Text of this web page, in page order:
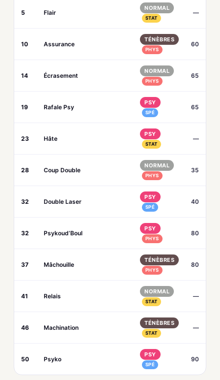
5 Flair
NORMAL
STAT
—
10 Assurance
TÉNÈBRES
PHYS
60
14 Écrasement
NORMAL
PHYS
65
19 Rafale Psy
PSY
SPÉ
65
23 Hâte
PSY
STAT
—
28 Coup Double
NORMAL
PHYS
35
32 Double Laser
PSY
SPÉ
40
32 Psykoud’Boul
PSY
PHYS
80
37 Mâchouille
TÉNÈBRES
PHYS
80
41 Relais
NORMAL
STAT
—
46 Machination
TÉNÈBRES
STAT
—
50 Psyko
PSY
SPÉ
90